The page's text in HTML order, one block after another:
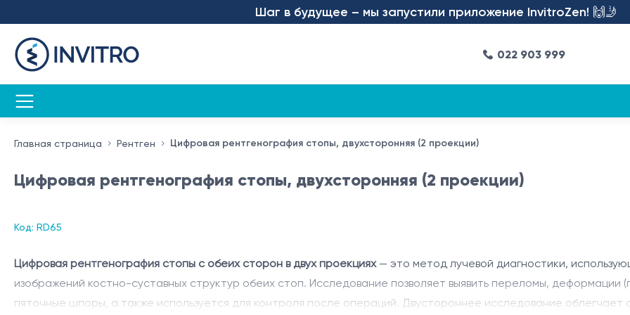
Шаг в будущее – мы запустили приложение InvitroZen! 🙌🤳
022 903 999
Главная страница Рентген Цифровая рентгенография стопы, двухсторонняя (2 проекции)
Цифровая рентгенография стопы, двухсторонняя (2 проекции)
Код: RD65
Цифровая рентгенография стопы с обеих сторон в двух проекциях— это метод лучевой диагностики,
изображений костно-суставных структур обеих стоп. Исследование позволяет выявить переломы, деформации
пяточные шпоры, а также используется для контроля после операций. Двустороннее исследование облегчает